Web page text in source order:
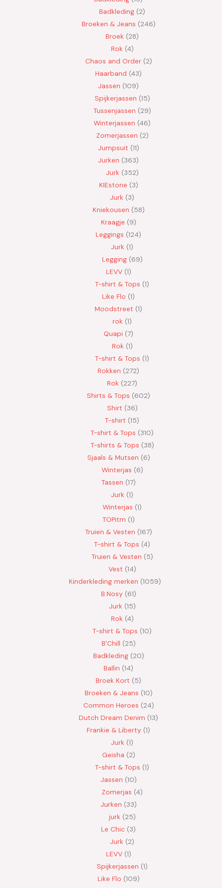
Badkleding 2
Broeken & Jeans 246
Broek 28
Rok 4
Chaos and Order 2
Haarband 43
Jassen 109
Spijkerjassen 15
Tussenjassen 29
Winterjassen 46
Zomerjassen 2
Jumpsuit 11
Jurken 363
Jurk 352
KIEstone 3
Jurk 3
Kniekousen 58
Kraagje 9
Leggings 124
Jurk 1
Legging 69
LEVV 1
T-shirt & Tops 1
Like Flo 1
Moodstreet 1
rok 1
Quapi 7
Rok 1
T-shirt & Tops 1
Rokken 272
Rok 227
Shirts & Tops 602
Shirt 36
T-shirt 15
T-shirt & Tops 310
T-shirts & Tops 38
Sjaals & Mutsen 6
Winterjas 6
Tassen 17
Jurk 1
Winterjas 1
TOPitm 1
Truien & Vesten 167
T-shirt & Tops 4
Truien & Vesten 5
Vest 14
Kinderkleding merken 1059
B.Nosy 61
Jurk 15
Rok 4
T-shirt & Tops 10
B'Chill 25
Badkleding 20
Ballin 14
Broek Kort 5
Broeken & Jeans 10
Common Heroes 24
Dutch Dream Denim 13
Frankie & Liberty 1
Jurk 1
Geisha 2
T-shirt & Tops 1
Jassen 10
Zomerjas 4
Jurken 33
jurk 25
Le Chic 3
Jurk 2
LEVV 1
Spijkerjassen 1
Like Flo 109